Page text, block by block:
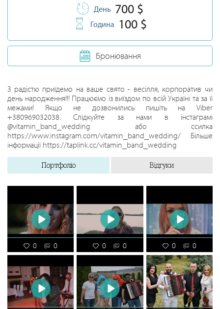
День 700 $
Година 100 $
Бронювання
З радістю приїдемо на ваше свято - весілля, корпоратив чи
день народження!!! Працюємо із виїздом по всій Україні та за її
межами! Якщо не дозвонились пишіть на Viber
+380969032038. Слідкуйте за нами в інстаграмі
@vitamin_band_wedding або ссилка
https://www.instagram.com/vitamin_band_wedding/ Більше
інформації https://taplink.cc/vitamin_band_wedding
Портфоліо Відгуки
0 0 0 0 0 0